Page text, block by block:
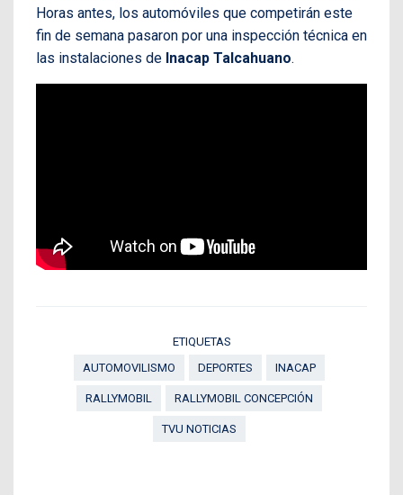
Horas antes, los automóviles que competirán este
fin de semana pasaron por una inspección técnica en
las instalaciones de Inacap Talcahuano.
ETIQUETAS
AUTOMOVILISMO
DEPORTES INACAP
RALLYMOBIL RALLYMOBIL CONCEPCIÓN
TVU NOTICIAS